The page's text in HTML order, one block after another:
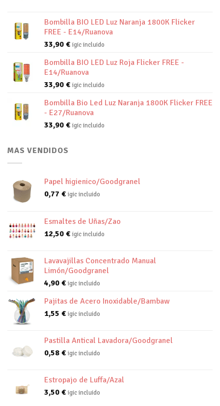
Bombilla BIO LED Luz Naranja 1800K Flicker
FREE - E14/Ruanova
33,90 € igic incluido
Bombilla BIO LED Luz Roja Flicker FREE -
E14/Ruanova
33,90 € igic incluido
Bombilla Bio Led Luz Naranja 1800K Flicker FREE
- E27/Ruanova
33,90 € igic incluido
MAS VENDIDOS
Papel higienico/Goodgranel
0,77 € igic incluido
Esmaltes de Uñas/Zao
12,50 € igic incluido
Lavavajillas Concentrado Manual
Limón/Goodgranel
4,90 € igic incluido
Pajitas de Acero Inoxidable/Bambaw
1,55 € igic incluido
Pastilla Antical Lavadora/Goodgranel
0,58 € igic incluido
Estropajo de Luffa/Azal
3,50 € igic incluido